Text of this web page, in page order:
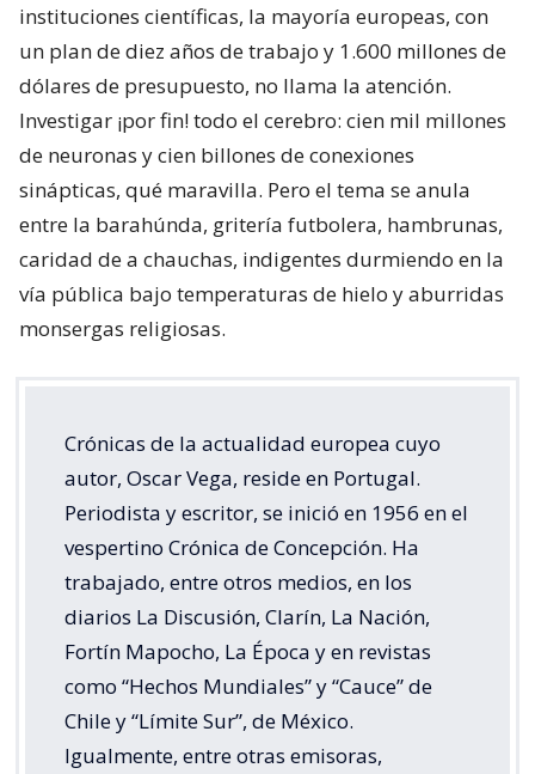
instituciones científicas, la mayoría europeas, con
un plan de diez años de trabajo y 1.600 millones de
dólares de presupuesto, no llama la atención.
Investigar ¡por fin! todo el cerebro: cien mil millones
de neuronas y cien billones de conexiones
sinápticas, qué maravilla. Pero el tema se anula
entre la barahúnda, gritería futbolera, hambrunas,
caridad de a chauchas, indigentes durmiendo en la
vía pública bajo temperaturas de hielo y aburridas
monsergas religiosas.
Crónicas de la actualidad europea cuyo
autor, Oscar Vega, reside en Portugal.
Periodista y escritor, se inició en 1956 en el
vespertino Crónica de Concepción. Ha
trabajado, entre otros medios, en los
diarios La Discusión, Clarín, La Nación,
Fortín Mapocho, La Época y en revistas
como “Hechos Mundiales” y “Cauce” de
Chile y “Límite Sur”, de México.
Igualmente, entre otras emisoras,